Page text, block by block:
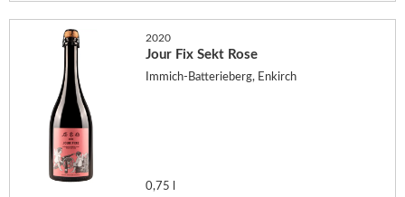
2020
Jour Fix Sekt Rose
Immich-Batterieberg, Enkirch
0,75 l